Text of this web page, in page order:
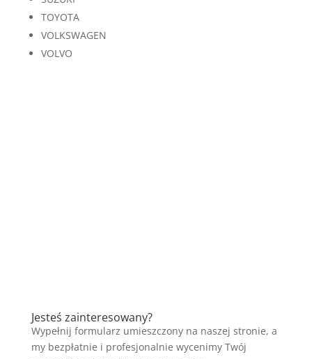
TOYOTA
VOLKSWAGEN
VOLVO
Jesteś zainteresowany?
Wypełnij formularz umieszczony na naszej stronie, a
my bezpłatnie i profesjonalnie wycenimy Twój